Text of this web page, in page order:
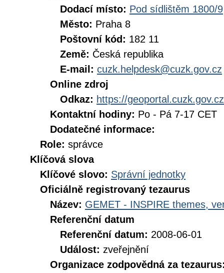
Dodací místo: Pod sídlištěm 1800/9
Město: Praha 8
Poštovní kód: 182 11
Země: Česká republika
E-mail: cuzk.helpdesk@cuzk.gov.cz
Online zdroj
Odkaz: https://geoportal.cuzk.gov.cz
Kontaktní hodiny: Po - Pá 7-17 CET
Dodatečné informace:
Role: správce
Klíčová slova
Klíčové slovo: Správní jednotky
Oficiálně registrovaný tezaurus
Název: GEMET - INSPIRE themes,
Referenční datum
Referenční datum: 2008-06-01
Událost: zveřejnění
Organizace zodpovědná za